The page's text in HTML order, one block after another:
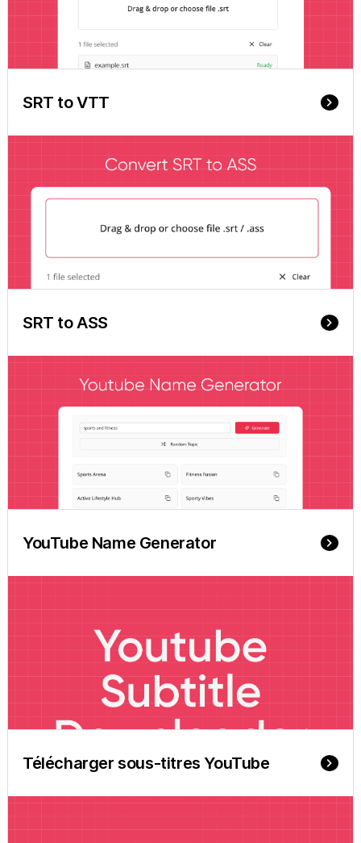
SRT to VTT keyboard_arrow_right
SRT to ASS keyboard_arrow_right
YouTube Name Generator keyboard_arrow_right
Télécharger sous-titres YouTube keyboard_arrow_right